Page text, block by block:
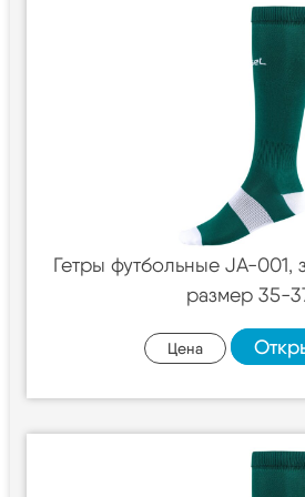
Гетры футбольные JA-
размер 35-
Цена